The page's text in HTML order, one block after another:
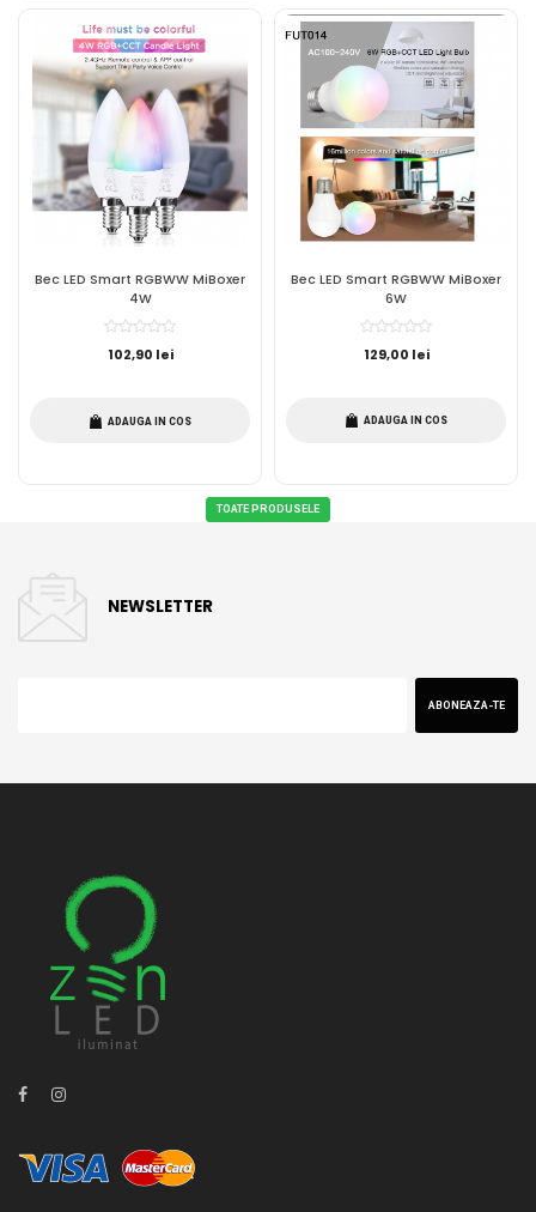
Bec LED Smart RGBWW MiBoxer
4W
102,90 lei
ADAUGA IN COS
Bec LED Smart RGBWW MiBoxer
6W
129,00 lei
ADAUGA IN COS
TOATE PRODUSELE
NEWSLETTER
ABONEAZA-TE